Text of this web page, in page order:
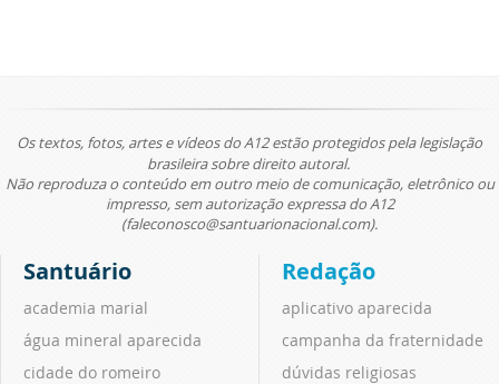
Os textos, fotos, artes e vídeos do A12 estão protegidos pela legislação
brasileira sobre direito autoral.
Não reproduza o conteúdo em outro meio de comunicação, eletrônico ou
impresso, sem autorização expressa do A12
(faleconosco@santuarionacional.com).
Santuário
academia marial
água mineral aparecida
cidade do romeiro
Redação
aplicativo aparecida
campanha da fraternidade
dúvidas religiosas